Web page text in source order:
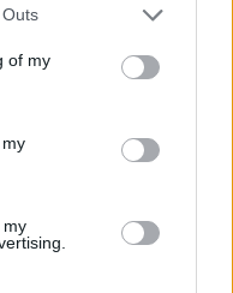
of my
my
σε αυτό
ένα
παραγωγή με την
συμμετοχή σε
και